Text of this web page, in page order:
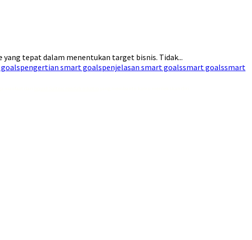
yang tepat dalam menentukan target bisnis. Tidak...
pengertian smart goalspenjelasan smart goalssmart goalssmart